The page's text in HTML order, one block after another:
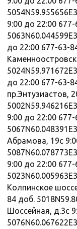
9:00 до 22:00
до 22:00 677-63-
до 22:00 677-63-
пр.Энтузиастов,
9:00 до 22:00
Абрамова, 19с
9:00 до 22:00
Колпинское
84 доб.
Шоссейная, д.3с